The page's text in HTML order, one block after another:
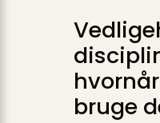
bruge